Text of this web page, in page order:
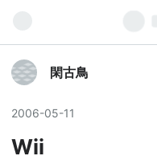
閑古鳥
2006-05-11
Wii